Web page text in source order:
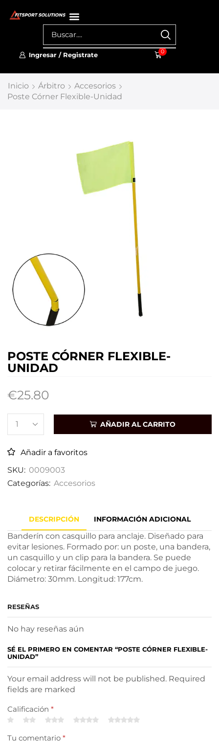
Ingresar / Registrate 0
Inicio Árbitro
Accesorios
Poste Córner Flexible-Unidad
POSTE CÓRNER FLEXIBLE-
UNIDAD
€25.80
AÑADIR AL CARRITO
Añadir a favoritos
SKU: 0009003
Categorías: Accesorios
DESCRIPCIÓN INFORMACIÓN ADICIONAL
Banderín con casquillo para anclaje. Diseñado para
evitar lesiones. Formado por: un poste, una bandera,
un casquillo y un clip para la bandera. Se puede
colocar y retirar fácilmente en el campo de juego.
Diámetro: 30mm. Longitud: 177cm.
RESEÑAS
No hay reseñas aún
SÉ EL PRIMERO EN COMENTAR “POSTE CÓRNER FLEXIBLE-
UNIDAD”
Your email address will not be published. Required
fields are marked
Calificación *
Tu comentario *